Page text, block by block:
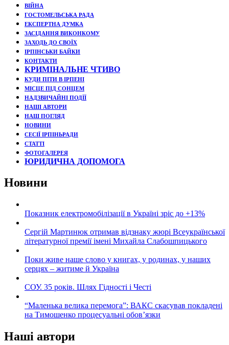
ВІЙНА
ГОСТОМЕЛЬСЬКА РАДА
ЕКСПЕРТНА ДУМКА
ЗАСІДАННЯ ВИКОНКОМУ
ЗАХОДЬ ДО СВОЇХ
ІРПІНСЬКИ БАЙКИ
КОНТАКТИ
КРИМІНАЛЬНЕ ЧТИВО
КУДИ ПІТИ В ІРПЕНІ
МІСЦЕ ПІД СОНЦЕМ
НАДЗВИЧАЙНІ ПОДЇЇ
НАШІ АВТОРИ
НАШ ПОГЛЯД
НОВИНИ
СЕСІЇ ІРПІНЬРАДИ
СТАТТІ
ФОТОГАЛЕРЕЯ
ЮРИДИЧНА ДОПОМОГА
Новини
Показник електромобілізації в Україні зріс до +13%
Сергій Мартинюк отримав відзнаку жюрі Всеукраїнської
літературної премії імені Михайла Слабошпицького
Поки живе наше слово у книгах, у родинах, у наших
серцях – житиме й Україна
СОУ. 35 років. Шлях Гідності і Честі
“Маленька велика перемога”: ВАКС скасував покладені
на Тимошенко процесуальні обов’язки
Наші автори